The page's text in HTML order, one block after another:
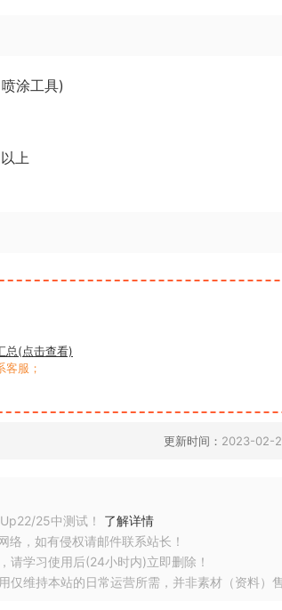
涂工具)
上
总(点击查看)
服；
更新时间： 2023-02-
25中测试！ 了解详情
络，如有侵权请邮件联系站长！
请学习使用后(24小时内)立即删除！
仅维持本站的日常运营所需，并非素材（资料）